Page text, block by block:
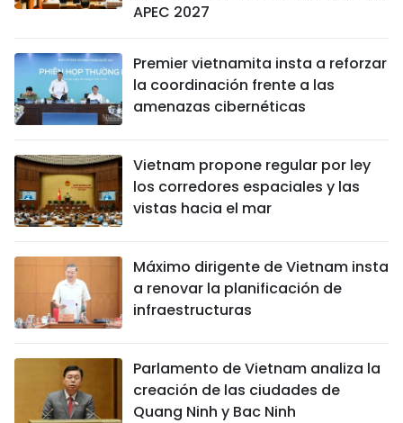
APEC 2027
Premier vietnamita insta a reforzar
la coordinación frente a las
amenazas cibernéticas
Vietnam propone regular por ley
los corredores espaciales y las
vistas hacia el mar
Máximo dirigente de Vietnam insta
a renovar la planificación de
infraestructuras
Parlamento de Vietnam analiza la
creación de las ciudades de
Quang Ninh y Bac Ninh